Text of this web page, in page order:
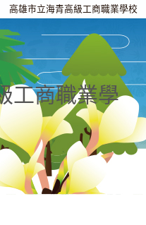
高雄市立海青高級工商職業學校
工商職業學